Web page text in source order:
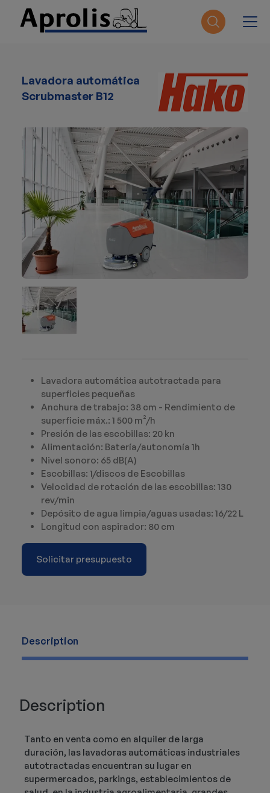
Pasar al contenido principal
Lavadora automática
Scrubmaster B12
Lavadora automática autotractada para
superficies pequeñas
Anchura de trabajo: 38 cm - Rendimiento de
superficie máx.: 1 500 m²/h
Presión de las escobillas: 20 kn
Alimentación: Batería/autonomía 1h
Nivel sonoro: 65 dB(A)
Escobillas: 1/discos de Escobillas
Velocidad de rotación de las escobillas: 130
rev/min
Depósito de agua limpia/aguas usadas: 16/22 L
Longitud con aspirador: 80 cm
Solicitar presupuesto
Description
Description
Tanto en venta como en alquiler de larga
duración, las lavadoras automáticas industriales
autotractadas encuentran su lugar en
supermercados, parkings, establecimientos de